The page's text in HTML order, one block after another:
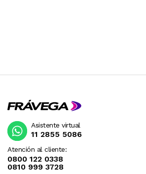
Atención al cliente:
0800 122 0338
0810 999 3728
Asistente virtual
11 2855 5086